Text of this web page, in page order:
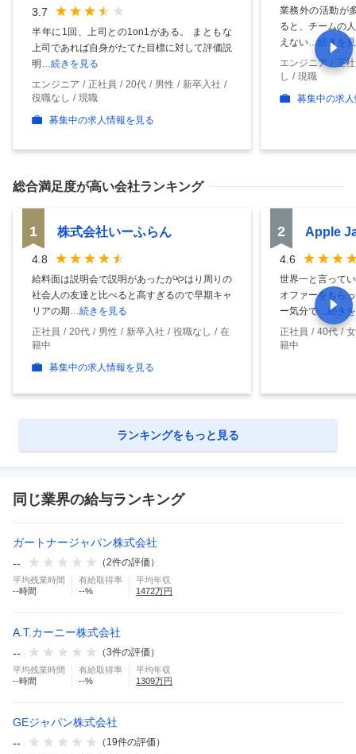
3.7
半年に1回、上司との1on1がある。 まともな
上司であれば自身がたてた目標に対して評価説
明 …続きを見る
エンジニア
正社員 20代 男性
新卒入社
役職なし
現職
募集中の求人情報を見る
業務外の活動が
ると、チームの
えない …続きを
エンジニア
正
し
現職
募集中の求
総合満足度が高い会社ランキング
1 株式会社いーふらん
4.8
給料面は説明会で説明があったがやはり周りの
社会人の友達と比べると高すぎるので早期キャ
リアの期…続きを見る
正社員
20代 男性 新卒入社 役職なし
在
籍中
募集中の求人情報を見る
2 Apple
4.6
世界一と言って
オファーをもら
ー気分で…続き
正社員
40代
籍中
ランキングをもっと見る
同じ業界の給与ランキング
ガートナージャパン株式会社
--
（2件の評価）
平均残業時間
--時間
有給取得率
--%
平均年収
1472万円
A.T.カーニー株式会社
--
（3件の評価）
平均残業時間
--時間
有給取得率
--%
平均年収
1309万円
GEジャパン株式会社
--
（ 19件の評価）